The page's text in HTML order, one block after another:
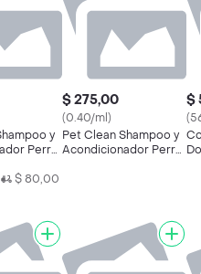
y
Perro
$ 275,00
(0.40/ml)
Pet Clean Shampoo y
Acondicionador Perro
$
$ 80,00